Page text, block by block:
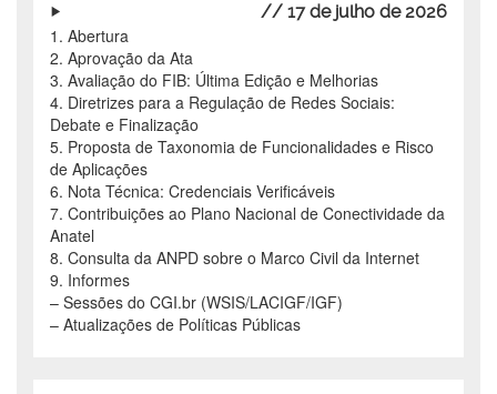
// 17 de julho de 2026
1. Abertura
2. Aprovação da Ata
3. Avaliação do FIB: Última Edição e Melhorias
4. Diretrizes para a Regulação de Redes Sociais:
Debate e Finalização
5. Proposta de Taxonomia de Funcionalidades e Risco
de Aplicações
6. Nota Técnica: Credenciais Verificáveis
7. Contribuições ao Plano Nacional de Conectividade da
Anatel
8. Consulta da ANPD sobre o Marco Civil da Internet
9. Informes
– Sessões do CGI.br (WSIS/LACIGF/IGF)
– Atualizações de Políticas Públicas